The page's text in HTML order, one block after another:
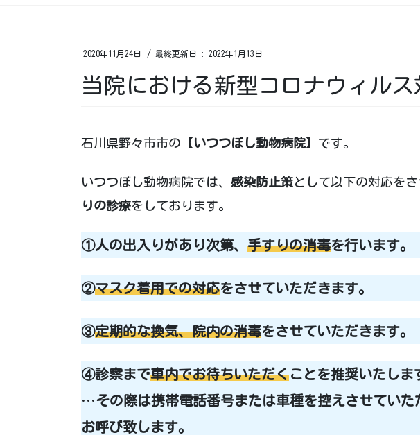
2020年11月24日 / 最終更新日 : 2022年1月13日
当院における新型コロナウィル
石川県野々市市の 【いつつぼし動物病院】 です。
いつつぼし動物病院では、 感染防止策として以下の対応を
りの診療をしております。
①人の出入りがあり次第、 手すりの消毒を行います。
②マスク着用での対応をさせていただきます。
③定期的な換気、院内の消毒をさせていただきます。
④診察まで車内でお待ちいただくことを推奨いたしま
…その際は携帯電話番号または車種を控えさせてい
お呼び致します。